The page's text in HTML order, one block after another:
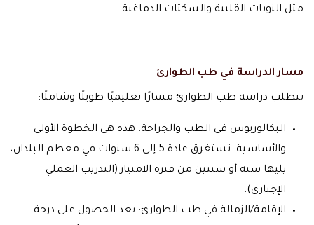
مثل النوبات القلبية والسكتات الدماغية.
مسار الدراسة في طب الطوارئ
تتطلب دراسة طب الطوارئ مسارًا تعليميًا طويلًا وشاملًا:
البكالوريوس في الطب والجراحة: هذه هي الخطوة الأولى
والأساسية. تستغرق عادة 5 إلى 6 سنوات في معظم البلدان،
يليها سنة أو سنتين من فترة الامتياز (التدريب العملي
الإجباري).
الإقامة/الزمالة في طب الطوارئ: بعد الحصول على درجة